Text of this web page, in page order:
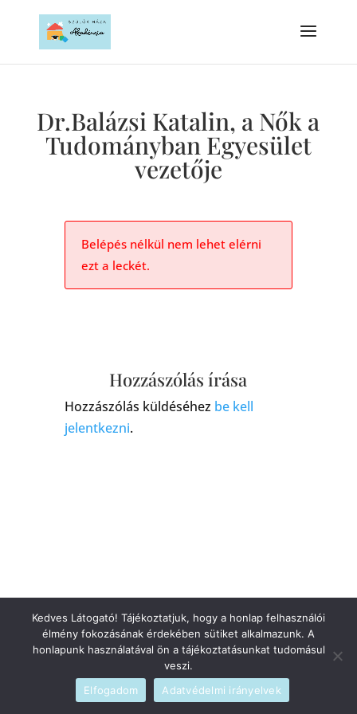
Dr.Balázsi Katalin, a Nők a
Tudományban Egyesület
vezetője
Belépés nélkül nem lehet elérni
ezt a leckét.
Hozzászólás írása
Hozzászólás küldéséhez be kell
jelentkezni.
Szerzői jogi © 2026blog | Fejlesztetteadmin | SzolgáltatóWordPress
Kedves Látogató! Tájékoztatjuk, hogy a honlap felhasználói
élmény fokozásának érdekében sütiket alkalmazunk. A
honlapunk használatával ön a tájékoztatásunkat tudomásul
veszi.
Elfogadom
Adatvédelmi irányelvek